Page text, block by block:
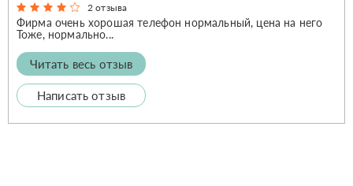
2 отзыва
Фирма очень хорошая телефон нормальный, цена на него
Тоже, нормально...
Читать весь отзыв
Написать отзыв